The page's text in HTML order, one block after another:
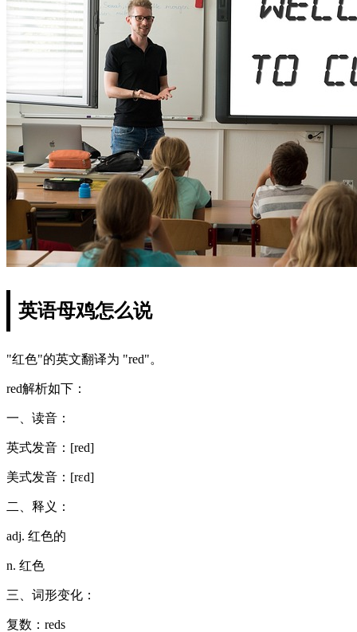
英语母鸡怎么说
"红色"的英文翻译为 "red"。
red解析如下：
一、读音：
英式发音：[red]
美式发音：[rɛd]
二、释义：
adj. 红色的
n. 红色
三、词形变化：
复数：reds